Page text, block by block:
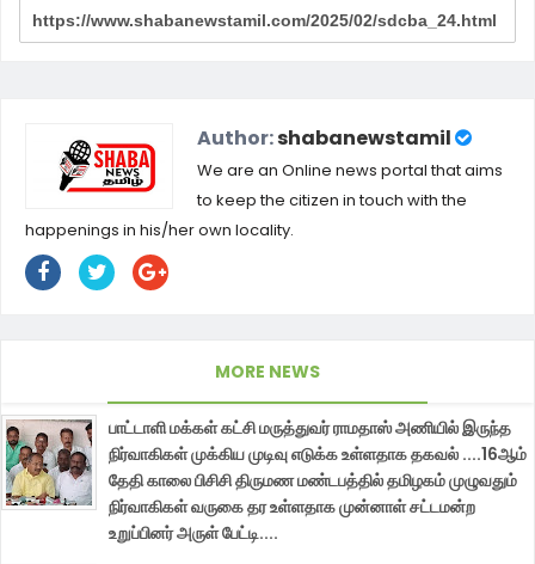
Author:shabanewstamil
We are an Online news portal that aims
to keep the citizen in touch with the
happenings in his/her own locality.
MORE NEWS
பாட்டாளி மக்கள் கட்சி மருத்துவர் ராமதாஸ் அணியில் இருந்த
நிர்வாகிகள் முக்கிய முடிவு எடுக்க உள்ளதாக தகவல் ....16ஆம்
தேதி காலை பிசிசி திருமண மண்டபத்தில் தமிழகம் முழுவதும்
நிர்வாகிகள் வருகை தர உள்ளதாக முன்னாள் சட்டமன்ற
உறுப்பினர் அருள் பேட்டி....